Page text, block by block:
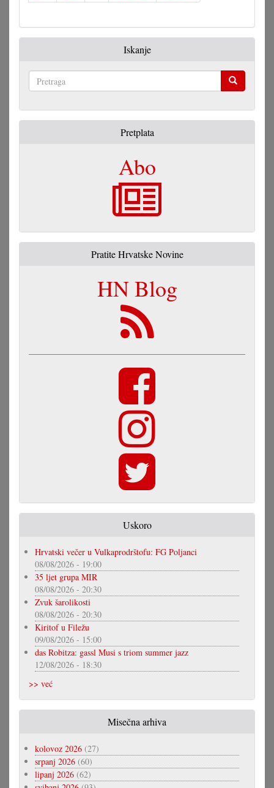
Iskanje
Pretplata
Abo
Pratite Hrvatske Novine
HN Blog
Uskoro
Hrvatski večer u Vulkaprodrštofu: FG Poljanci
08/08/2026 - 19:00
35 ljet grupa MIR
08/08/2026 - 20:30
Zvuk šarolikosti
08/08/2026 - 20:30
Kiritof u Filežu
09/08/2026 - 15:00
das Robitza: gassl Musi s triom summer jazz
12/08/2026 - 18:30
>> već
Misečna arhiva
kolovoz 2026 (27)
srpanj 2026 (60)
lipanj 2026 (62)